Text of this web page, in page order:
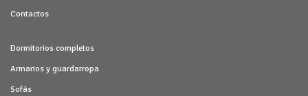
Contactos
Dormitorios completos
Armarios y guardarropa
Sofás